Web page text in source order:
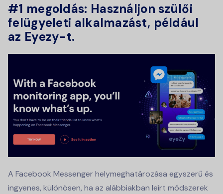
#1 megoldás: Használjon szülői
felügyeleti alkalmazást, például
az Eyezy-t.
A Facebook Messenger helymeghatározása egyszerű és
ingyenes, különösen, ha az alábbiakban leírt módszerek